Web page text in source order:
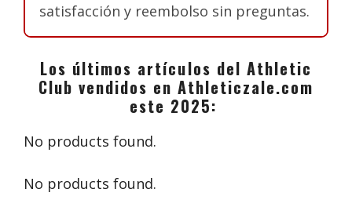
satisfacción y reembolso sin preguntas.
Los últimos artículos del Athletic
Club vendidos en Athleticzale.com
este 2025:
No products found.
No products found.